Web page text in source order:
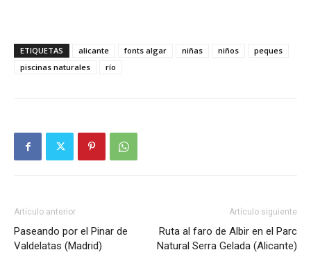
ETIQUETAS alicante fonts algar niñas niños
peques
piscinas naturales
río
Artículo anterior
Paseando por el Pinar de
Valdelatas (Madrid)
Artículo siguiente
Ruta al faro de Albir en el Parc
Natural Serra Gelada (Alicante)